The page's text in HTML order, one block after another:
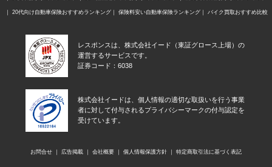
20代向け自動車保険おすすめランキング 保険料安い自動車保険ランキング バイク買取おすすめ比較
レスポンスは、株式会社イード（東証グロース上場）の
運営するサービスです。
証券コード：6038
株式会社イードは、個人情報の適切な取扱いを行う事業
者に対して付与されるプライバシーマークの付与認定を
受けています。
お問合せ 広告掲載 会社概要 個人情報保護方針 特定商取引法に基づく表記